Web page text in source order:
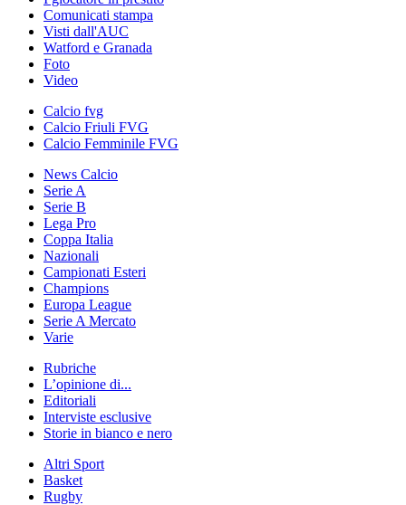
Comunicati stampa
Visti dall'AUC
Watford e Granada
Foto
Video
Calcio fvg
Calcio Friuli FVG
Calcio Femminile FVG
News Calcio
Serie A
Serie B
Lega Pro
Coppa Italia
Nazionali
Campionati Esteri
Champions
Europa League
Serie A Mercato
Varie
Rubriche
L’opinione di...
Editoriali
Interviste esclusive
Storie in bianco e nero
Altri Sport
Basket
Rugby